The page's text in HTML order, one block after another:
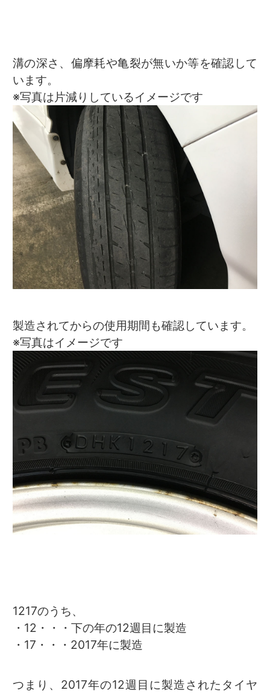
溝の深さ、偏摩耗や亀裂が無いか等を確認して
います。
※写真は片減りしているイメージです
製造されてからの使用期間も確認しています。
※写真はイメージです
1217のうち、
・12・・・下の年の12週目に製造
・17・・・2017年に製造
つまり、2017年の12週目に製造されたタイヤ